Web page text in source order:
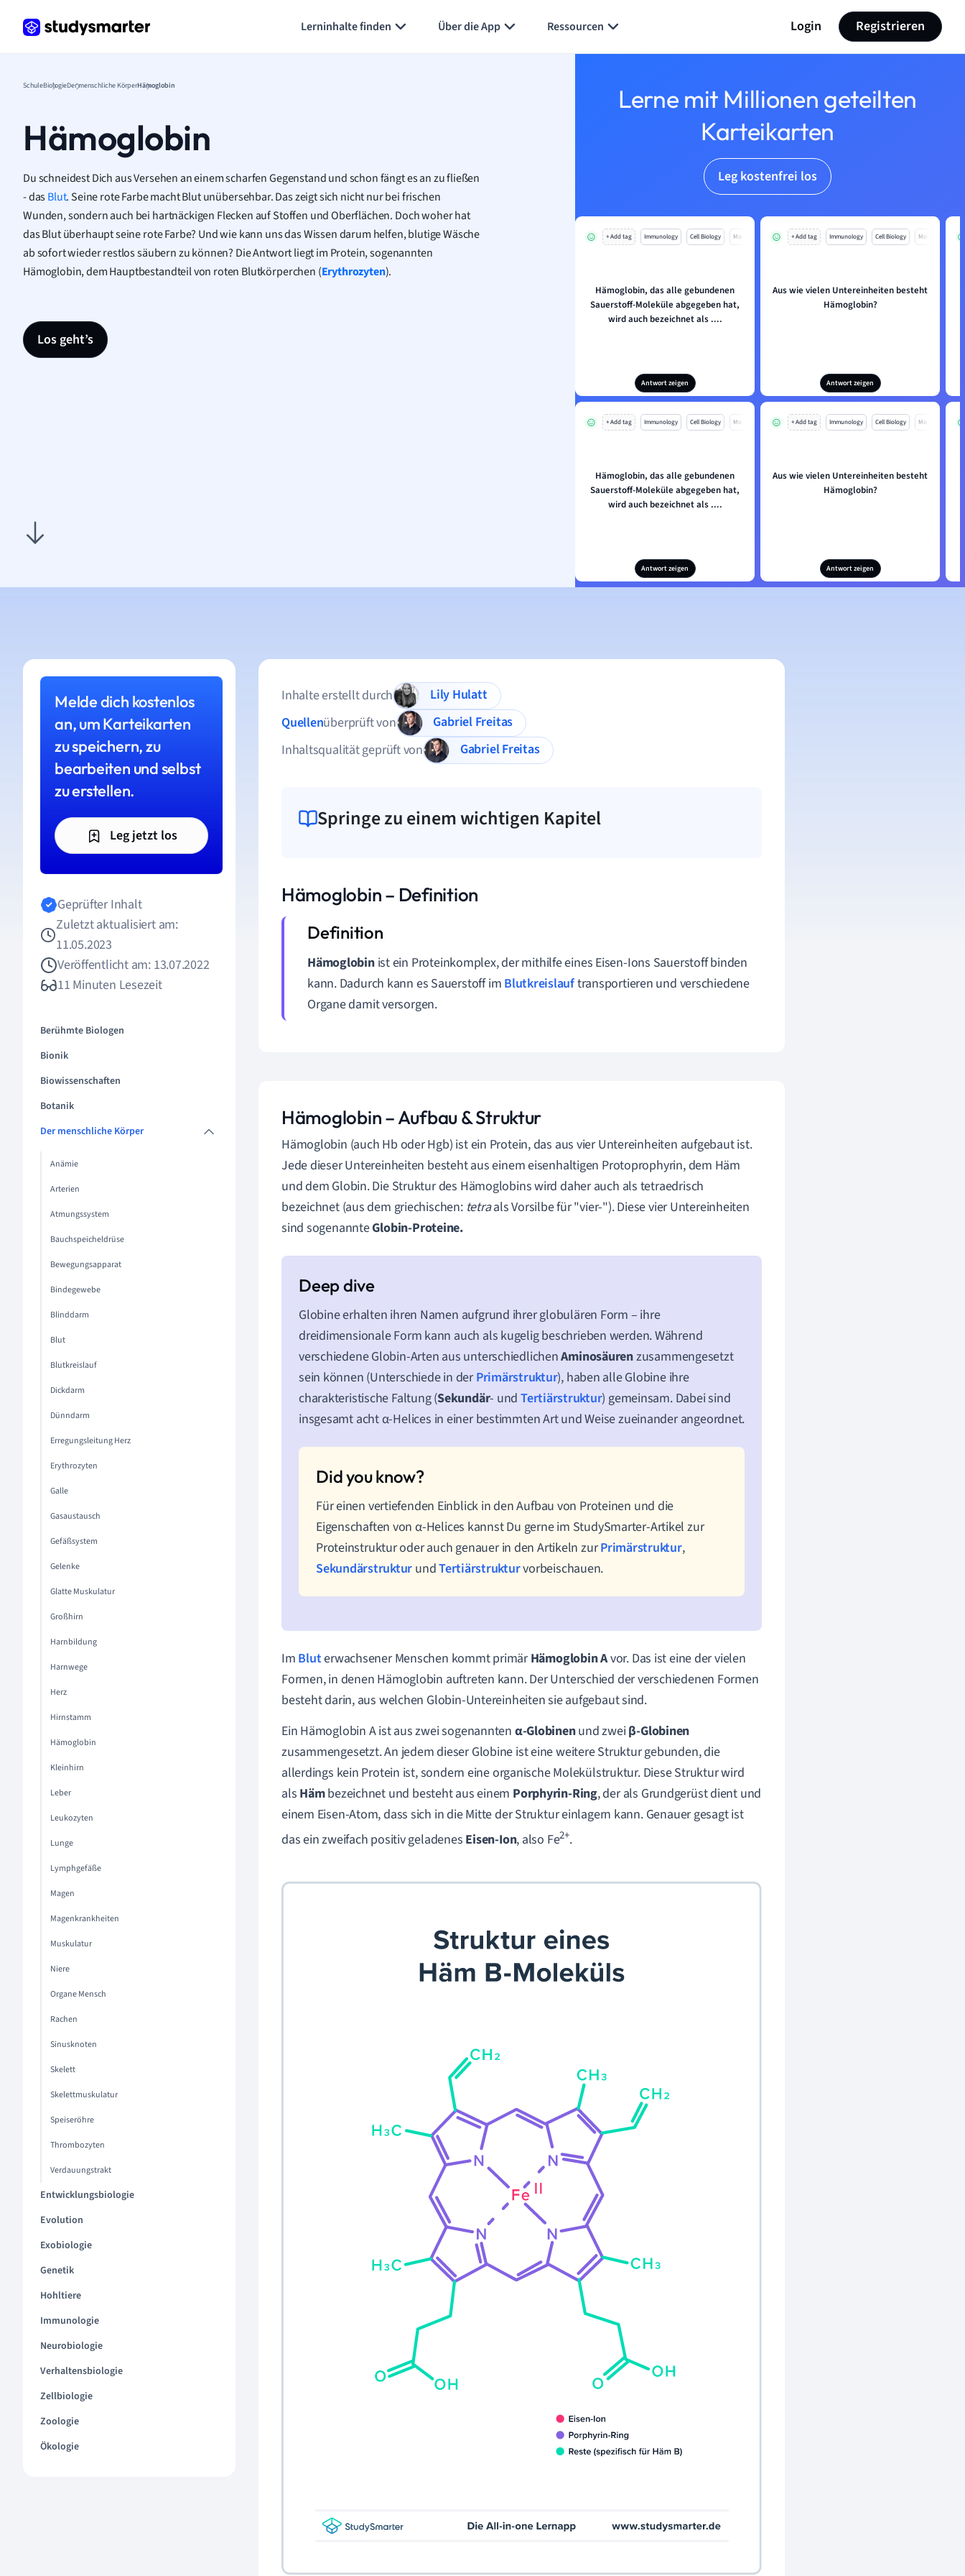
Lerninhalte finden Über die App Ressourcen Login Registrieren
SchuleBiologieDer menschliche KörperHämoglobin
Hämoglobin
Du schneidest Dich aus Versehen an einem scharfen Gegenstand und schon fängt es an zu fließen
-dasBlut. Seine rote Farbe macht Blut unübersehbar. Das zeigt sich nicht nur bei frischen
Wunden, sondern auch bei hartnäckigen Flecken auf Stoffen und Oberflächen. Doch woher hat
das Blut überhaupt seine rote Farbe? Und wie kann uns das Wissen darum helfen, blutige Wäsche
ab sofort wieder restlos säubern zu können? Die Antwort liegt im Protein, sogenannten
Hämoglobin, dem Hauptbestandteil von roten Blutkörperchen (Erythrozyten).
Los geht’s
Lerne mit Millionen geteilten
Karteikarten
Leg kostenfrei los
+ Add tag Immunology Cell Biology Mo
Hämoglobin, das alle gebundenen
Sauerstoff-Moleküle abgegeben hat,
wird auch bezeichnet als ....
Antwort zeigen
+ Add tag Immunology Cell Biology Mo
Aus wie vielen Untereinheiten besteht
Hämoglobin?
Antwort zeigen
+ Add tag Immunology Cell Biology Mo
Hämoglobin, das alle gebundenen
Sauerstoff-Moleküle abgegeben hat,
wird auch bezeichnet als ....
Antwort zeigen
+ Add tag Immunology Cell Biology Mo
Aus wie vielen Untereinheiten besteht
Hämoglobin?
Antwort zeigen
Melde dich kostenlos
an, um Karteikarten
zu speichern, zu
bearbeiten und selbst
zu erstellen.
Leg jetzt los
Geprüfter Inhalt
Zuletzt aktualisiert am:
11.05.2023
Veröffentlicht am: 13.07.2022
11 Minuten Lesezeit
Berühmte Biologen
Bionik
Biowissenschaften
Botanik
Der menschliche Körper
Anämie
Arterien
Atmungssystem
Bauchspeicheldrüse
Bewegungsapparat
Bindegewebe
Blinddarm
Blut
Blutkreislauf
Dickdarm
Dünndarm
Erregungsleitung Herz
Erythrozyten
Galle
Gasaustausch
Gefäßsystem
Gelenke
Glatte Muskulatur
Großhirn
Harnbildung
Harnwege
Herz
Hirnstamm
Hämoglobin
Kleinhirn
Leber
Leukozyten
Lunge
Lymphgefäße
Magen
Magenkrankheiten
Muskulatur
Niere
Organe Mensch
Rachen
Sinusknoten
Skelett
Skelettmuskulatur
Speiseröhre
Thrombozyten
Verdauungstrakt
Entwicklungsbiologie
Evolution
Exobiologie
Genetik
Hohltiere
Immunologie
Neurobiologie
Verhaltensbiologie
Zellbiologie
Zoologie
Ökologie
Inhalte erstellt durch
Lily Hulatt
Quellenüberprüft von
Gabriel Freitas
Inhaltsqualität geprüft von
Gabriel Freitas
Springe zu einem wichtigen Kapitel
Hämoglobin – Definition
Hämoglobinist ein Proteinkomplex, der mithilfe eines Eisen-Ions Sauerstoff binden
kann. Dadurch kann es Sauerstoff im Blutkreislauftransportieren und verschiedene
Organe damit versorgen.
Hämoglobin – Aufbau & Struktur
Hämoglobin (auch Hb oder Hgb) ist ein Protein, das aus vier Untereinheiten aufgebaut ist.
Jede dieser Untereinheiten besteht aus einem eisenhaltigen Protoprophyrin, dem Häm
und dem Globin. Die Struktur des Hämoglobins wird daher auch als tetraedrisch
bezeichnet (aus dem griechischen: tetraals Vorsilbe für"vier-"). Diese vier Untereinheiten
sind sogenannteGlobin-Proteine.
Globine erhalten ihren Namen aufgrund ihrer globulären Form – ihre
dreidimensionale Form kann auch als kugelig beschrieben werden. Während
verschiedene Globin-Arten aus unterschiedlichenAminosäurenzusammengesetzt
sein können (Unterschiede in derPrimärstruktur), haben alle Globine ihre
charakteristische Faltung (Sekundär- und Tertiärstruktur) gemeinsam. Dabei sind
insgesamt acht α-Helices in einer bestimmten Art und Weise zueinander angeordnet.
Für einen vertiefenden Einblick in den Aufbau von Proteinen und die
Eigenschaften vonα-Helices kannst Du gerne im StudySmarter-Artikel zur
Proteinstruktur oder auch genauer in den Artikeln zurPrimärstruktur,
Sekundärstruktur undTertiärstrukturvorbeischauen.
Im Bluterwachsener Menschen kommt primärHämoglobin Avor. Das ist eine der vielen
Formen, in denen Hämoglobin auftreten kann. Der Unterschied der verschiedenen Formen
besteht darin, aus welchen Globin-Untereinheiten sie aufgebaut sind.
Ein Hämoglobin A ist aus zwei sogenannten α-Globinenund zweiβ-Globinen
zusammengesetzt. An jedem dieser Globine ist eine weitere Struktur gebunden, die
allerdings kein Protein ist, sondern eine organische Molekülstruktur. Diese Struktur wird
als Hämbezeichnet und besteht aus einem Porphyrin-Ring, der als Grundgerüst dient und
einem Eisen-Atom, dass sich in die Mitte der Struktur einlagern kann. Genauer gesagt ist
das ein zweifach positiv geladenes Eisen-Ion, also Fe2+.